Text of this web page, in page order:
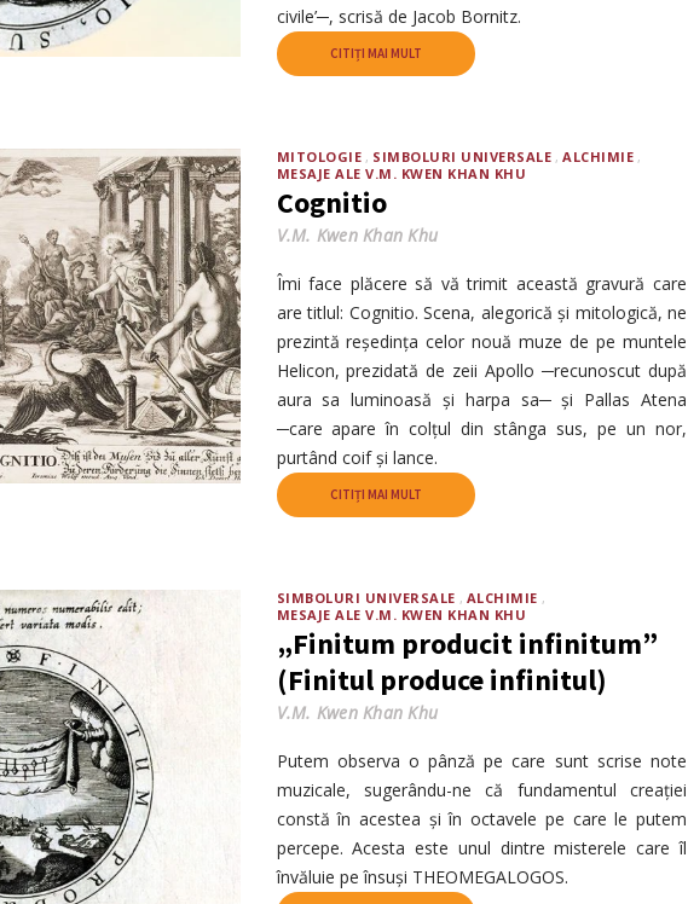
civile’─, scrisă de Jacob Bornitz.
CITIȚI MAI MULT
MITOLOGIE SIMBOLURI UNIVERSALE ALCHIMIE
MESAJE ALE V.M. KWEN KHAN KHU
Cognitio
V.M. Kwen Khan Khu
Îmi face plăcere să vă trimit această gravură care
are titlul: Cognitio. Scena, alegorică și mitologică, ne
prezintă reședința celor nouă muze de pe muntele
Helicon, prezidată de zeii Apollo ─recunoscut după
aura sa luminoasă și harpa sa─ și Pallas Atena
─care apare în colțul din stânga sus, pe un nor,
purtând coif și lance.
CITIȚI MAI MULT
SIMBOLURI UNIVERSALE
ALCHIMIE
MESAJE ALE V.M. KWEN KHAN KHU
„Finitum producit infinitum”
(Finitul produce infinitul)
V.M. Kwen Khan Khu
Putem observa o pânză pe care sunt scrise note
muzicale, sugerându-ne că fundamentul creației
constă în acestea și în octavele pe care le putem
percepe. Acesta este unul dintre misterele care îl
învăluie pe însuși THEOMEGALOGOS.